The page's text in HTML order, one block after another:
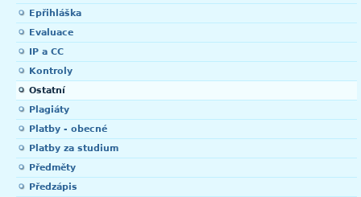
Epřihláška
Evaluace
IP a CC
Kontroly
Ostatní
Plagiáty
Platby - obecné
Platby za studium
Předměty
Předzápis